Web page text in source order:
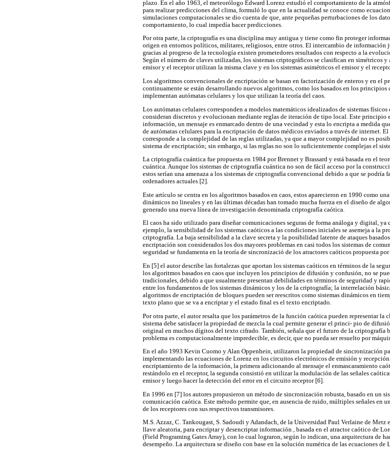
plazo. En el año 1963, el meteorólogo Edward Lorenz estudió el comportamiento de la
para realizar predicciones del clima, formuló lo que en la actualidad se conoce como
simulaciones computacionales se dio cuenta de que, ante pequeñas perturbaciones de los
comportamiento, lo cual impedía hacer predicciones.
Por otra parte, la criptografía es una disciplina muy antigua y tiene como fin proteger
origen en entornos políticos, militares, religiosos, entre otros. El intercambio de información
gracias al progreso de la tecnología existen prometedores resultados con respecto a la
Según el número de claves utilizadas, los sistemas criptográficos se clasifican en simétricos y
emisor y el receptor utilizan la misma clave y en los sistemas asimétricos el emisor y el
Los algoritmos convencionales de encriptación se basan en factorización de enteros y en el
continuamente se están desarrollando nuevos algoritmos, como los basados en los
implementan autómatas celulares y los que utilizan la teoría del caos.
Los autómatas celulares corresponden a modelos matemáticos idealizados de sistemas
consideran discretos y evolucionan mediante reglas de iteración de tipo local. Este principio
información, un mensaje es enmarcado dentro de una vecindad y esta lo encripta a medida
de autómatas celulares para la encriptación de datos médicos enviados a través de internet.
corresponde a la complejidad de las reglas utilizadas, ya que a mayor complejidad no es
sistema de encriptación; sin embargo, si las reglas no son lo suficientemente complejas el
La criptografía cuántica fue propuesta en 1984 por Brennet y Brassard y está basada en el
cuántica. Aunque los sistemas de criptografía cuántica no son de fácil acceso por la
estos serían una amenaza a los sistemas de criptografía convencional debido a que se podría
ordenadores actuales [2].
Este artículo se centra en los algoritmos basados en caos, estos aparecieron en 1990 como
dinámicos no lineales y en las últimas décadas han tomado mucha fuerza en el diseño de
generado una nueva línea de investigación denominada criptografía caótica.
El caos ha sido utilizado para diseñar comunicaciones seguras de forma análoga y digital, ya
ejemplo, la sensibilidad de los sistemas caóticos a las condiciones iniciales se asemeja a la
criptografía. La baja sensibilidad a la clave secreta y la posibilidad latente de ataques
encriptación son considerados los dos mayores problemas en casi todos los sistemas de
seguridad se fundamenta en la teoría de sincronizació de los atractores caóticos propuesta
En [5] el autor describe las fortalezas que aportan los sistemas caóticos en términos de la
los algoritmos basados en caos que incluyen los principios de difusión y confusión, no se
tradicionales, debido a que usualmente presentan debilidades en términos de seguridad y
entre los fundamentos de los sistemas dinámicos y los de la criptografía; la interrelación
algoritmos de encriptación de bloques pueden ser reescritos como sistemas dinámicos en
texto plano que se va a encriptar y el estado final es el texto encriptado.
Por otra parte, el autor resalta que los parámetros de la función caótica pueden representar
sistema debe satisfacer la propiedad de mezcla la cual permite generar el princi- pio de
original en muchos dígitos del texto cifrado. También, señala que el futuro de la criptografía
problema es computacionalmente impredecible, es decir, que no pueda ser resuelto por
En el año 1993 Kevin Cuomo y Alan Oppenhein, utilizaron la propiedad de sincronización
implementando las ecuaciones de Lorenz en los circuitos electrónicos de emisión y
encriptamiento de la información, la primera adicionando al mensaje el enmascaramiento
restándolo en el receptor, la segunda consistió en utilizar la modulación de las señales
emisor y luego hacer la detección del error en el circuito receptor [6].
En 1996 en [7] los autores propusieron un método de sincronización robusta, basado en un
comunicación caótica. Este método permite que, en ausencia de ruido, múltiples señales en
de los receptores con sus respectivos transmisores.
M.S. Azzaz, C. Tankougast, S. Sadoudi y Adandach, de la Universidad Paul Verlaine de
llave aleatoria, para encriptar y desencriptar información , basada en el atractor caótico de
(Field Programing Gates Array), con lo cual lograron, según lo indican, una arquitectura de
desempeño. La arquitectura se diseño con base en la solución numérica de las ecuaciones